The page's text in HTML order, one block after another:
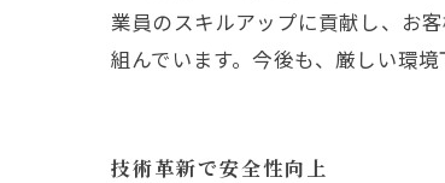
業員のスキルアップに貢献し、お
組んでいます。今後も、厳しい環
技術革新で安全性向上